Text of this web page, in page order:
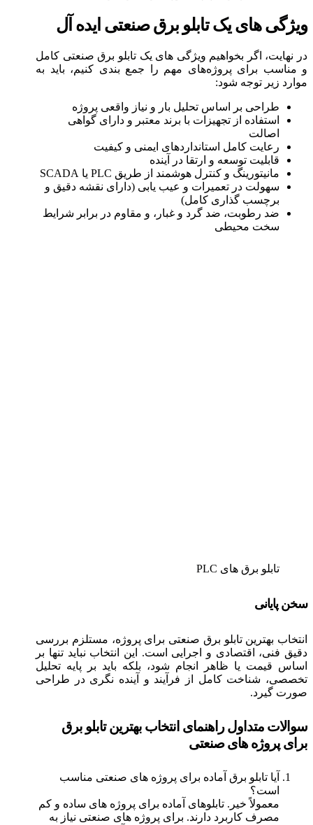
ویژگی‌ های یک تابلو برق صنعتی ایده‌ آل
در نهایت، اگر بخواهیم ویژگی‌ های یک تابلو برق صنعتی کامل
و مناسب برای پروژه‌های مهم را جمع‌ بندی کنیم، باید به
موارد زیر توجه شود:
طراحی بر اساس تحلیل بار و نیاز واقعی پروژه
استفاده از تجهیزات با برند معتبر و دارای گواهی
اصالت
رعایت کامل استانداردهای ایمنی و کیفیت
قابلیت توسعه و ارتقا در آینده
مانیتورینگ و کنترل هوشمند از طریق PLC یا SCADA
سهولت در تعمیرات و عیب‌ یابی (دارای نقشه دقیق و
برچسب‌ گذاری کامل)
ضد رطوبت، ضد گرد و غبار، و مقاوم در برابر شرایط
سخت محیطی
تابلو برق های PLC
سخن پایانی
انتخاب بهترین تابلو برق صنعتی برای پروژه، مستلزم بررسی
دقیق فنی، اقتصادی و اجرایی است. این انتخاب نباید تنها بر
اساس قیمت یا ظاهر انجام شود، بلکه باید بر پایه تحلیل
تخصصی، شناخت کامل از فرآیند و آینده‌ نگری در طراحی
صورت گیرد.
سوالات متداول راهنمای انتخاب بهترین تابلو برق
برای پروژه‌ های صنعتی
آیا تابلو برق آماده برای پروژه‌ های صنعتی مناسب
است؟
معمولاً خیر. تابلوهای آماده برای پروژه‌ های ساده و کم‌
مصرف کاربرد دارند. برای پروژه‌ های صنعتی نیاز به